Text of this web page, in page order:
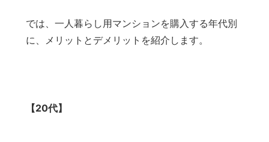
では、一人暮らし用マンションを購入する年代別
に、メリットとデメリットを紹介します。
【20代】